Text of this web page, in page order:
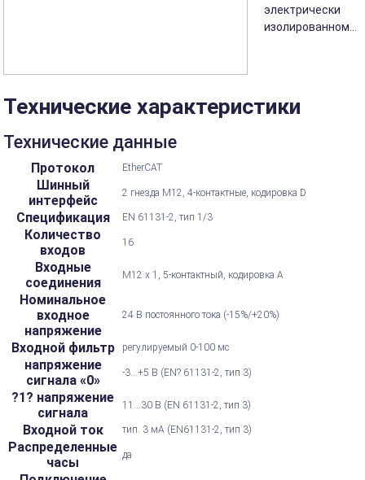
электрически
изолированном...
Технические характеристики
Технические данные
Протокол EtherCAT
Шинный
интерфейс
2 гнезда M12, 4-контактные, кодировка D
Спецификация EN 61131-2, тип 1/3
Количество
входов
16
Входные
соединения
M12 x 1, 5-контактный, кодировка А
Номинальное
входное
напряжение
24 В постоянного тока (-15%/+20%)
Входной фильтр регулируемый 0-100 мс
напряжение
сигнала «0»
-3...+5 В (EN? 61131-2, тип 3)
?1? напряжение
сигнала
11...30 В (EN 61131-2, тип 3)
Входной ток тип. 3 мА (EN61131-2, тип 3)
Распределенные
часы
да